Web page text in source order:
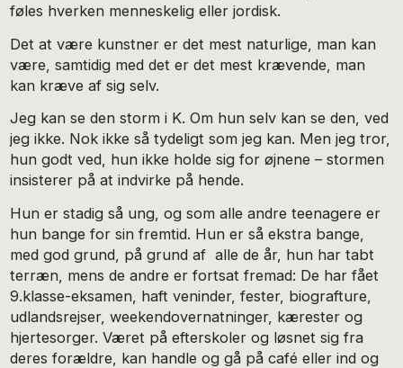
føles hverken menneskelig eller jordisk.
Det at være kunstner er det mest naturlige, man kan
være, samtidig med det er det mest krævende, man
kan kræve af sig selv.
Jeg kan se den storm i K. Om hun selv kan se den, ved
jeg ikke. Nok ikke så tydeligt som jeg kan. Men jeg tror,
hun godt ved, hun ikke holde sig for øjnene – stormen
insisterer på at indvirke på hende.
Hun er stadig så ung, og som alle andre teenagere er
hun bange for sin fremtid. Hun er så ekstra bange,
med god grund, på grund af alle de år, hun har tabt
terræn, mens de andre er fortsat fremad: De har fået
9.klasse-eksamen, haft veninder, fester, biografture,
udlandsrejser, weekendovernatninger, kærester og
hjertesorger. Været på efterskoler og løsnet sig fra
deres forældre, kan handle og gå på café eller ind og